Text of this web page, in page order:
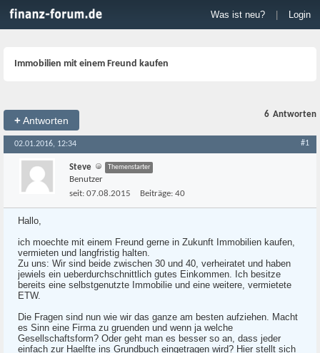
Was ist neu? Login
Immobilien mit einem Freund kaufen
+Antworten
6 Antworten
02.01.2016, 12:34 #1
Steve Themenstarter
Benutzer
seit: 07.08.2015 Beiträge: 40
Hallo,
ich moechte mit einem Freund gerne in Zukunft Immobilien kaufen,
vermieten und langfristig halten.
Zu uns: Wir sind beide zwischen 30 und 40, verheiratet und haben
jewiels ein ueberdurchschnittlich gutes Einkommen. Ich besitze
bereits eine selbstgenutzte Immobilie und eine weitere, vermietete
ETW.
Die Fragen sind nun wie wir das ganze am besten aufziehen. Macht
es Sinn eine Firma zu gruenden und wenn ja welche
Gesellschaftsform? Oder geht man es besser so an, dass jeder
einfach zur Haelfte ins Grundbuch eingetragen wird? Hier stellt sich